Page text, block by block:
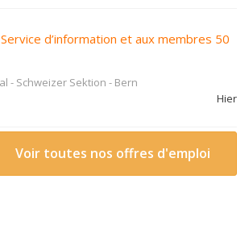
d’information et aux membres 50
- Schweizer Sektion - Bern
Hier
Voir toutes nos offres d'emploi